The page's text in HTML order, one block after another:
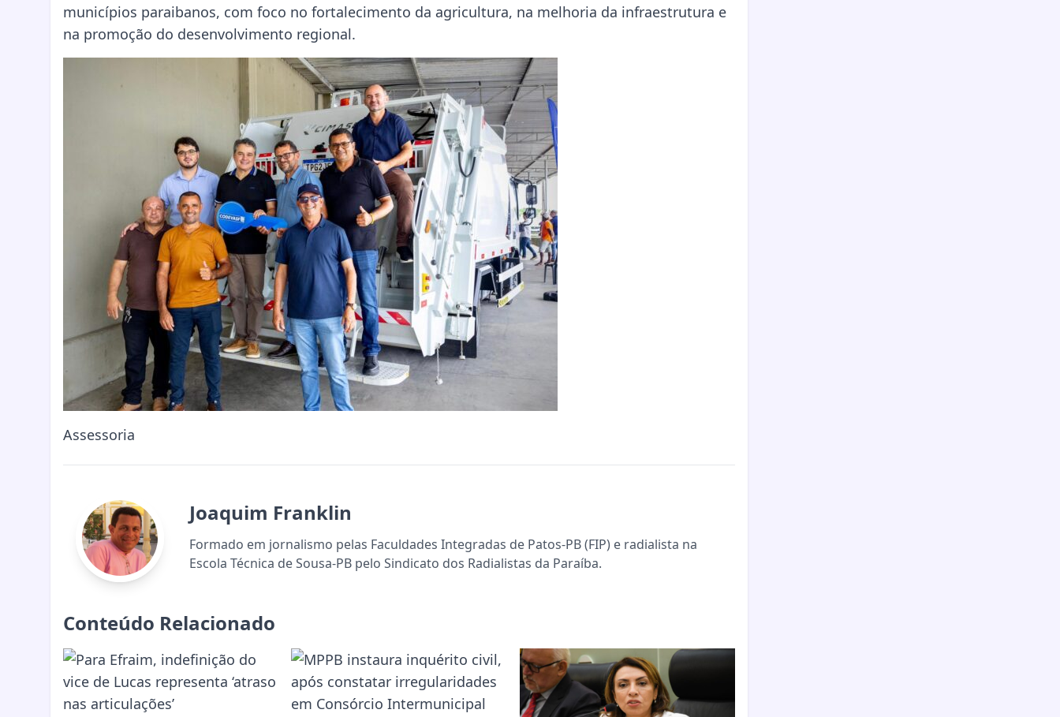
municípios paraibanos, com foco no fortalecimento da agricultura, na melhoria da infraestrutura e
na promoção do desenvolvimento regional.
Assessoria
Joaquim Franklin
Formado em jornalismo pelas Faculdades Integradas de Patos-PB (FIP) e radialista na
Escola Técnica de Sousa-PB pelo Sindicato dos Radialistas da Paraíba.
Conteúdo Relacionado